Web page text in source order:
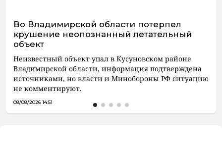
Во Владимирской области потерпел
крушение неопознанный летательный
объект
Неизвестный объект упал в Кусуновском районе
Владимирской области, информация подтверждена
источниками, но власти и Минобороны РФ ситуацию
не комментируют.
08/08/2026 14:51